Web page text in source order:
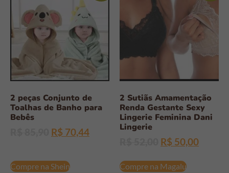
2 peças Conjunto de
Toalhas de Banho para
Bebês
R$ 70,44
Compre na Shein
2 Sutiãs Amamentação
Renda Gestante Sexy
Lingerie Feminina Dani
Lingerie
R$ 50,00
Compre na Magalu